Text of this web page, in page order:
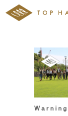
Warning